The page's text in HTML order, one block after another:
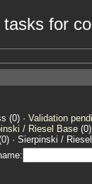
for
(0) · Validation
/ Riesel Base(0)
· Sierpinski /